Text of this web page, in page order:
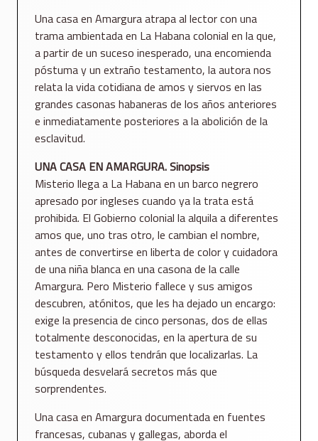
Una casa en Amargura atrapa al lector con una
trama ambientada en La Habana colonial en la que,
a partir de un suceso inesperado, una encomienda
póstuma y un extraño testamento, la autora nos
relata la vida cotidiana de amos y siervos en las
grandes casonas habaneras de los años anteriores
e inmediatamente posteriores a la abolición de la
esclavitud.
UNA CASA EN AMARGURA. Sinopsis
Misterio llega a La Habana en un barco negrero
apresado por ingleses cuando ya la trata está
prohibida. El Gobierno colonial la alquila a diferentes
amos que, uno tras otro, le cambian el nombre,
antes de convertirse en liberta de color y cuidadora
de una niña blanca en una casona de la calle
Amargura. Pero Misterio fallece y sus amigos
descubren, atónitos, que les ha dejado un encargo:
exige la presencia de cinco personas, dos de ellas
totalmente desconocidas, en la apertura de su
testamento y ellos tendrán que localizarlas. La
búsqueda desvelará secretos más que
sorprendentes.
Una casa en Amargura documentada en fuentes
francesas, cubanas y gallegas, aborda el